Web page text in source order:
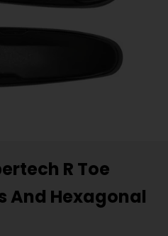
R Toe
And Hexagonal